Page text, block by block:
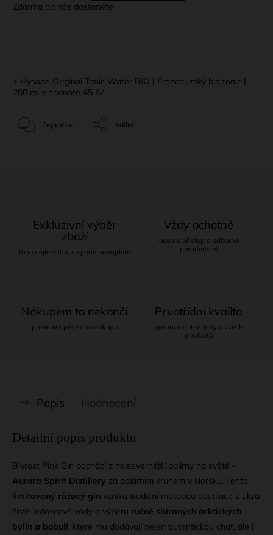
Zdarma od nás dostanete
+ Hysope Original Tonic Water BIO | Francouzský bio tonic |
200 ml v hodnotě 45 Kč
Zeptat se Sdílet
Exkluzivní výběr
zboží
toho nejlepšího, co jinde nenajdete
Vždy ochotně
osobní přístup a odborné
poradenství
Nákupem to nekončí
prémiová péče i po nákupu
Prvotřídní kvalita
garance autenticity u všech
produktů
Popis Hodnocení
Detailní popis produktu
Bivrost Pink Gin pochází z nejsevernější palírny na světě –
Aurora Spirit Distillery za polárním kruhem v Norsku. Tento
limitovaný růžový gin vzniká tradiční metodou destilace z ultra
čisté ledovcové vody a výběru ručně sbíraných arktických
bylin a bobulí , které mu dodávají nejen autentickou chuť, ale i